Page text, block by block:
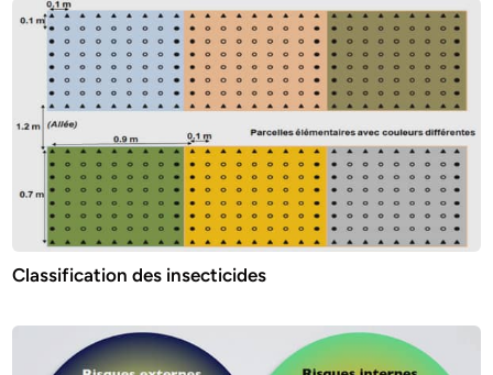
Classification des insecticides